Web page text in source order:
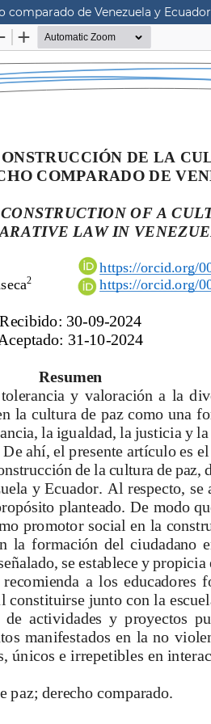
comparado de Venezuela y Ecuador